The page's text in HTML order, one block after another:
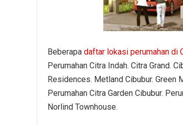
Beberapa daftar lokasi perumahan di
Perumahan Citra Indah. Citra Grand.
Residences. Metland Cibubur. Green
Perumahan Citra Garden Cibubur.
Norlind Townhouse.